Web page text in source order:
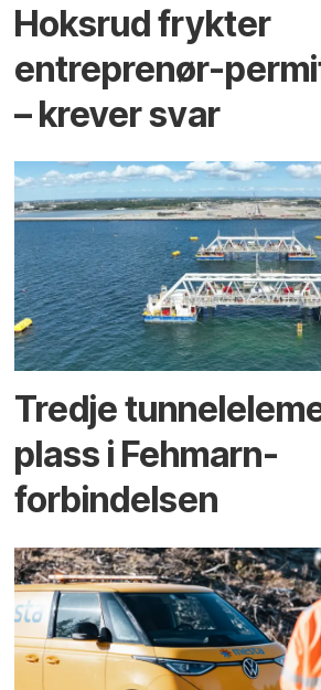
Hoksrud frykter
entreprenør-
– krever svar
Tredje
plass i Fehmarn-
forbindelsen